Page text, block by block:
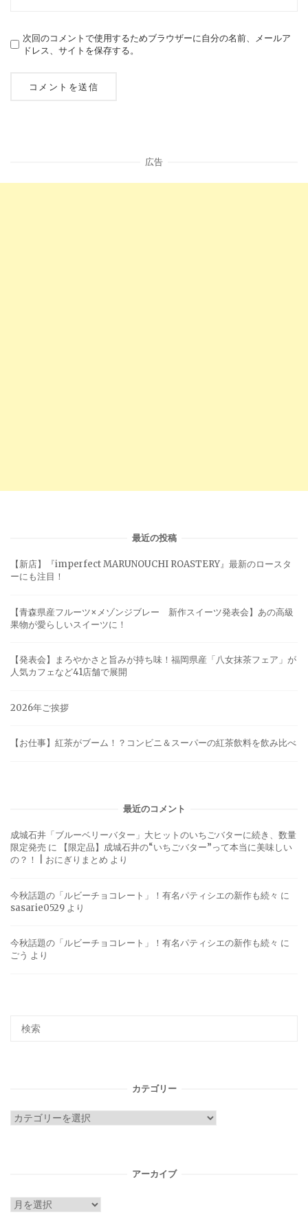
次回のコメントで使用するためブラウザーに自分の名前、メールア
ドレス、サイトを保存する。
広告
最近の投稿
【新店】『imperfect MARUNOUCHI ROASTERY』最新のロースタ
ーにも注目！
【青森県産フルーツ×メゾンジブレー 新作スイーツ発表会】あの高級
果物が愛らしいスイーツに！
【発表会】まろやかさと旨みが持ち味！福岡県産「八女抹茶フェア」が
人気カフェなど41店舗で展開
2026年ご挨拶
【お仕事】紅茶がブーム！？コンビニ＆スーパーの紅茶飲料を飲み比べ
最近のコメント
成城石井「ブルーベリーバター」大ヒットのいちごバターに続き、数量
限定発売 に
【限定品】成城石井の“いちごバター”って本当に美味しい
の？！ | おにぎりまとめ より
今秋話題の「ルビーチョコレート」！有名パティシエの新作も続々 に
sasarie0529 より
今秋話題の「ルビーチョコレート」！有名パティシエの新作も続々 に
ごう より
カテゴリー
カ
アーカイブ
ア